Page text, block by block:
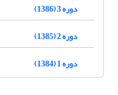
دوره 3 (1386)
دوره 2 (1385)
دوره 1 (1384)